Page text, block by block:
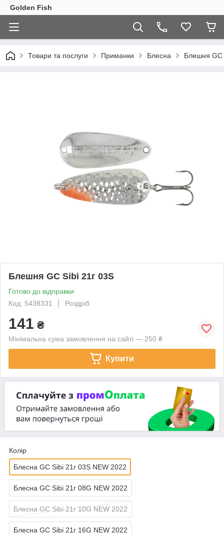
Golden Fish
Товари та послуги Приманки Блесна Блешня GC
Блешня GC Sibi 21г 03S
Готово до відправки
Код: 5438331
Роздріб
141 ₴
Мінімальна сума замовлення на сайті — 250 ₴
Купити
Колір
Блесна GC Sibi 21г 03S NEW 2022
Блесна GC Sibi 21г 08G NEW 2022
Блесна GC Sibi 21г 10G NEW 2022
Блесна GC Sibi 21г 16G NEW 2022